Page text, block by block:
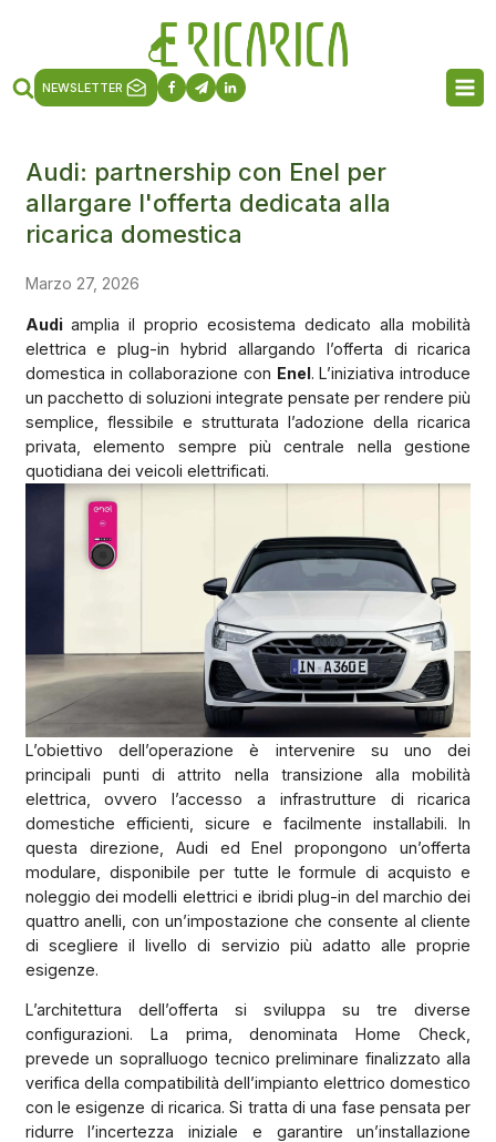
NEWSLETTER
Audi: partnership con Enel per
allargare l'offerta dedicata alla
ricarica domestica
Marzo 27, 2026
Audiamplia il proprio ecosistema dedicato alla mobilità
elettrica e plug-in hybrid allargando l’offerta di ricarica
domestica in collaborazione con Enel. L’iniziativa introduce
un pacchetto di soluzioni integrate pensate per rendere più
semplice, flessibile e strutturata l’adozione della ricarica
privata, elemento sempre più centrale nella gestione
quotidiana dei veicoli elettrificati.
L’obiettivo dell’operazione è intervenire su uno dei
principali punti di attrito nella transizione alla mobilità
elettrica, ovvero l’accesso a infrastrutture di ricarica
domestiche efficienti, sicure e facilmente installabili. In
questa direzione, Audi ed Enel propongono un’offerta
modulare, disponibile per tutte le formule di acquisto e
noleggio dei modelli elettrici e ibridi plug-in del marchio dei
quattro anelli, con un’impostazione che consente al cliente
di scegliere il livello di servizio più adatto alle proprie
esigenze.
L’architettura dell’offerta si sviluppa su tre diverse
configurazioni. La prima, denominata Home Check,
prevede un sopralluogo tecnico preliminare finalizzato alla
verifica della compatibilità dell’impianto elettrico domestico
con le esigenze di ricarica. Si tratta di una fase pensata per
ridurre l’incertezza iniziale e garantire un’installazione